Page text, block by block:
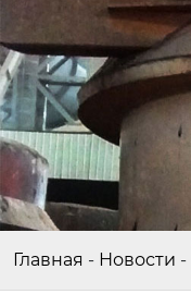
Главная - Новости -